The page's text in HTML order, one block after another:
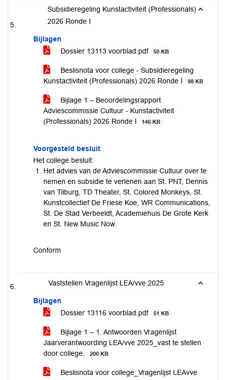
Subsidieregeling Kunstactiviteit (Professionals)
2026 Ronde I
Bijlagen
Dossier 13113 voorblad.pdf
50 KB
Beslisnota voor college - Subsidieregeling
Kunstactiviteit (Professionals) 2026 Ronde I
98 KB
Bijlage 1 – Beoordelingsrapport
Adviescommissie Cultuur - Kunstactiviteit
(Professionals) 2026 Ronde I
146 KB
Voorgesteld besluit
Het college besluit:
Het advies van de Adviescommissie Cultuur over te
nemen en subsidie te verlenen aan St. PNT, Dennis
van Tilburg, TD Theater, St. Colored Monkeys, St.
Kunstcollectief De Friese Koe, WR Communications,
St. De Stad Verbeeldt, Academiehuis De Grote Kerk
en St. New Music Now.
Conform
Vaststellen Vragenlijst LEA/vve 2025
Bijlagen
Dossier 13116 voorblad.pdf
51 KB
Bijlage 1 – 1. Antwoorden Vragenlijst
Jaarverantwoording LEA/vve 2025_vast te stellen
door college.
200 KB
Beslisnota voor college_Vragenlijst LEAvve